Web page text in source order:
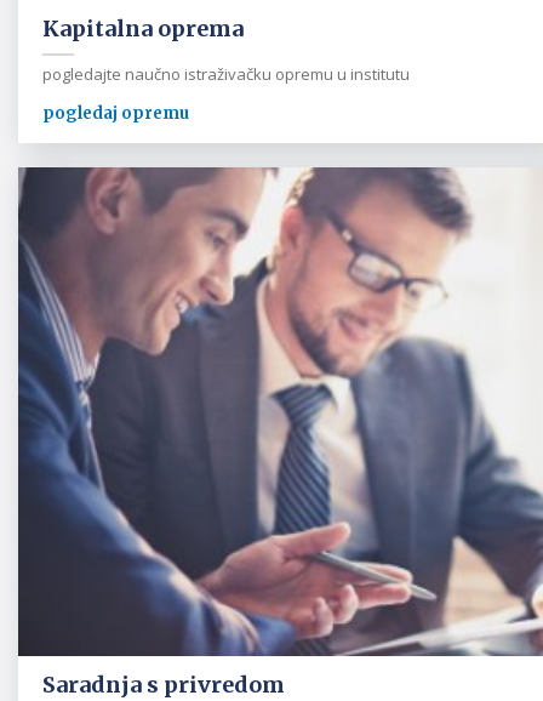
Kapitalna oprema
pogledajte naučno istraživačku opremu u institutu
pogledaj opremu
Saradnja s privredom